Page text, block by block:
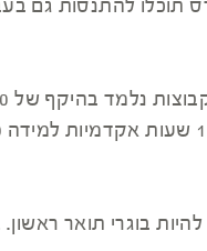
תוכלו להתנסות גם
בוגרי תואר ראשון.